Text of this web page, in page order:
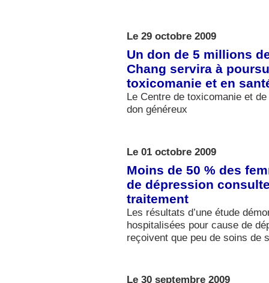
Le 29 octobre 2009
Un don de 5 millions
Chang servira à
toxicomanie et en
Le Centre de toxicomanie et
don généreux
Le 01 octobre 2009
Moins de 50 % des
de dépression
traitement
Les résultats d’une étude
hospitalisées pour cause de
reçoivent que peu de soins de
Le 30 septembre 2009